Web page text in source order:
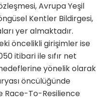
Avrupa Yeşil
Kentler Bildirgesi,
yer almaktadır.
öncelikli girişimler ise
itibari ile sıfır net
yönelik olarak
öncülüğünde
Race-To-Resilience